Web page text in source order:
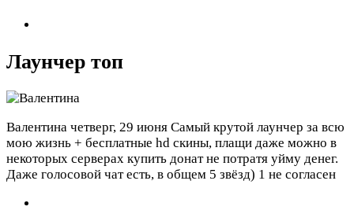
Лаунчер топ
Валентина четверг, 29 июня Самый крутой лаунчер за всю
мою жизнь + бесплатные hd скины, плащи даже можно в
некоторых серверах купить донат не потратя уйму денег.
Даже голосовой чат есть, в общем 5 звёзд) 1 не согласен